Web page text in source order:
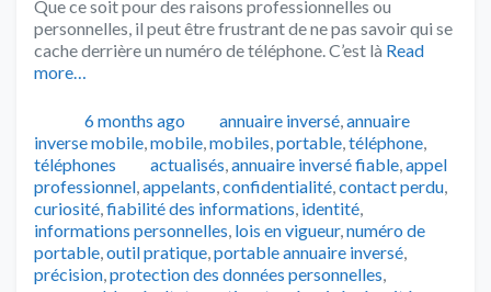
Que ce soit pour des raisons professionnelles ou
personnelles, il peut être frustrant de ne pas savoir qui se
cache derrière un numéro de téléphone. C’est là Read
more…
Publié
6 months ago Catégories
annuaire inversé,annuaire
inverse mobile,mobile,mobiles,portable,téléphone,
téléphones
Tags
actualisés,annuaire inversé fiable,appel
professionnel,appelants,confidentialité,contact perdu,
curiosité,fiabilité des informations, identité,
informations personnelles, lois en vigueur,numéro de
portable,outil pratique,portable annuaire inversé,
précision,protection des données personnelles,